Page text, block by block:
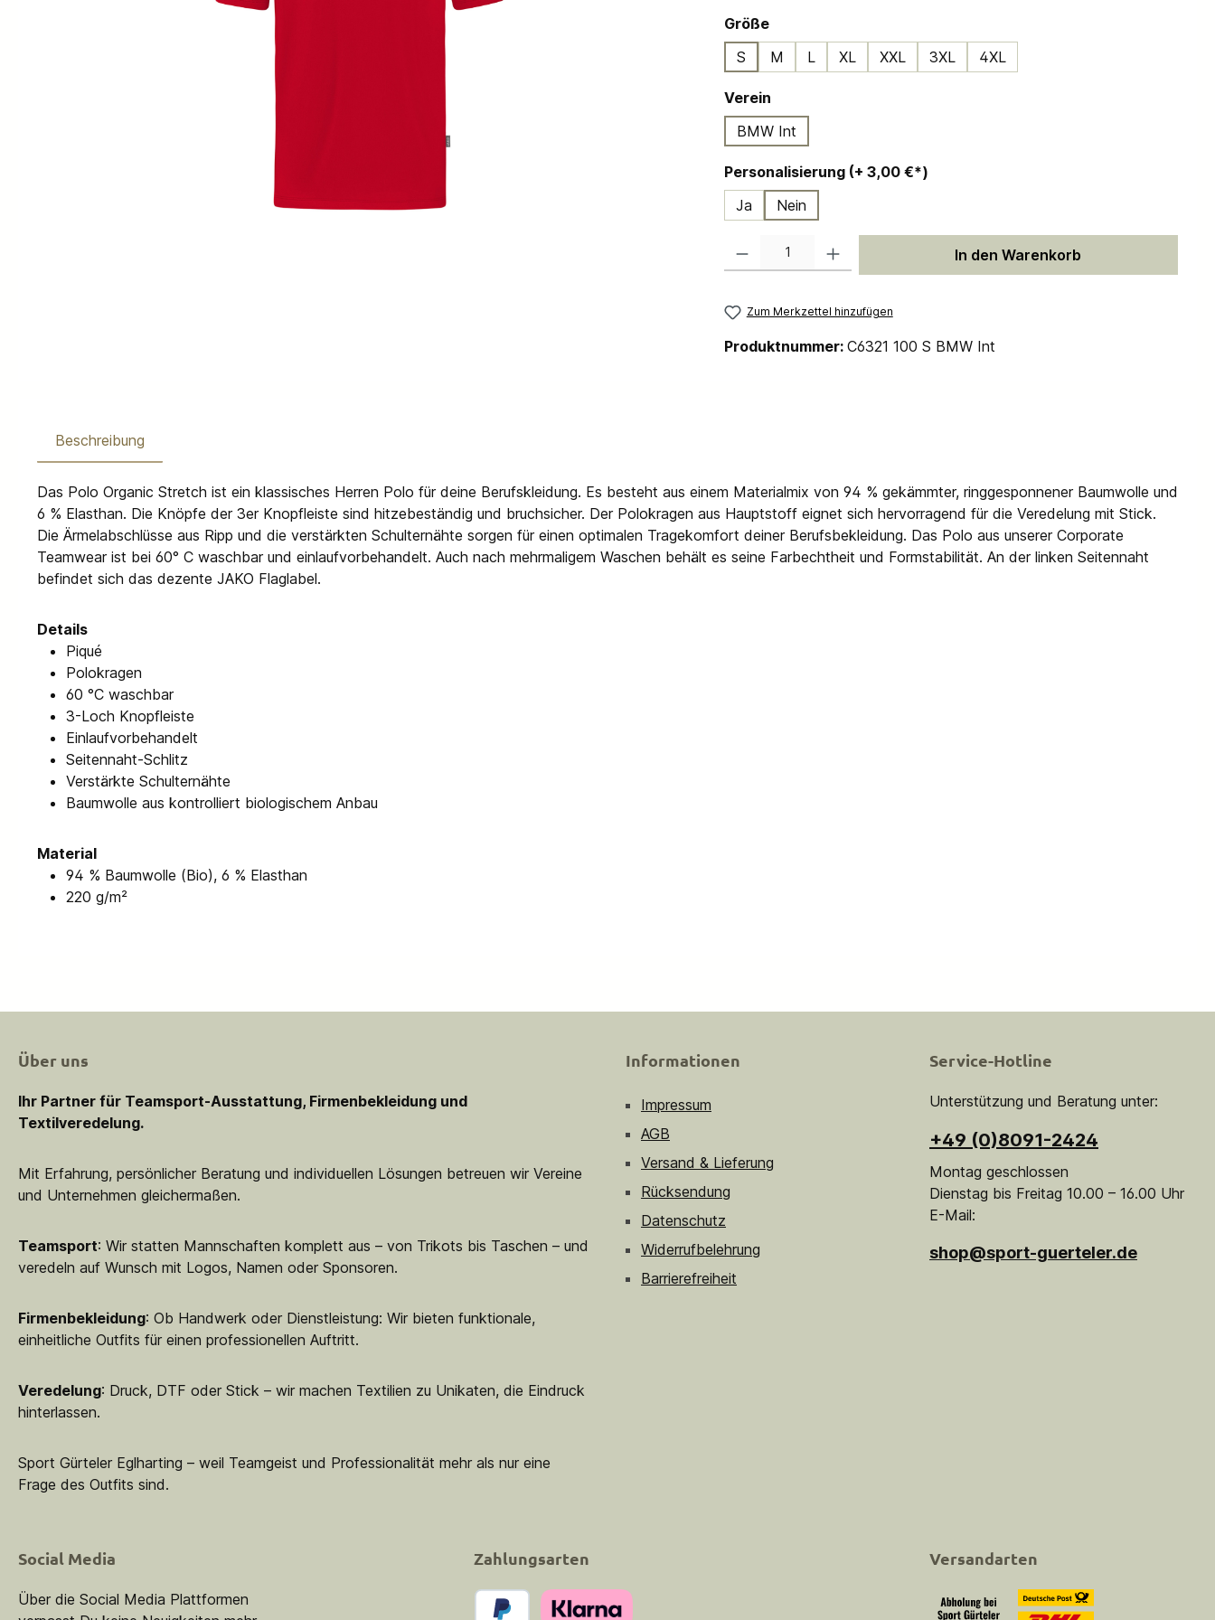
Größeauswählen
S
M L XL XXL 3XL 4XL
Vereinauswählen
BMW Int
Personalisierung (+ 3,00 €*)auswählen
Ja
Nein
In den Warenkorb
Zum Merkzettel hinzufügen
Produktnummer: C6321 100 S BMW Int
Beschreibung
Das Polo Organic Stretch ist ein klassisches Herren Polo für deine Berufskleidung. Es besteht aus einem Materialmix von 94 % gekämmter, ringgesponnener Baumwolle und
6 % Elasthan. Die Knöpfe der 3er Knopfleiste sind hitzebeständig und bruchsicher. Der Polokragen aus Hauptstoff eignet sich hervorragend für die Veredelung mit Stick.
Die Ärmelabschlüsse aus Ripp und die verstärkten Schulternähte sorgen für einen optimalen Tragekomfort deiner Berufsbekleidung. Das Polo aus unserer Corporate
Teamwear ist bei 60° C waschbar und einlaufvorbehandelt. Auch nach mehrmaligem Waschen behält es seine Farbechtheit und Formstabilität. An der linken Seitennaht
befindet sich das dezente JAKO Flaglabel.
Details
Piqué
Polokragen
60 °C waschbar
3-Loch Knopfleiste
Einlaufvorbehandelt
Seitennaht-Schlitz
Verstärkte Schulternähte
Baumwolle aus kontrolliert biologischem Anbau
Material
94 % Baumwolle (Bio), 6 % Elasthan
220 g/m²
Über uns
Ihr Partner für Teamsport-Ausstattung, Firmenbekleidung und
Textilveredelung.
Mit Erfahrung, persönlicher Beratung und individuellen Lösungen betreuen wir Vereine
und Unternehmen gleichermaßen.
Teamsport: Wir statten Mannschaften komplett aus – von Trikots bis Taschen – und
veredeln auf Wunsch mit Logos, Namen oder Sponsoren.
Firmenbekleidung: Ob Handwerk oder Dienstleistung: Wir bieten funktionale,
einheitliche Outfits für einen professionellen Auftritt.
Veredelung: Druck, DTF oder Stick – wir machen Textilien zu Unikaten, die Eindruck
hinterlassen.
Sport Gürteler Eglharting – weil Teamgeist und Professionalität mehr als nur eine
Frage des Outfits sind.
Informationen
Impressum
AGB
Versand & Lieferung
Rücksendung
Datenschutz
Widerrufbelehrung
Barrierefreiheit
Service-Hotline
Unterstützung und Beratung unter:
+49 (0)8091-2424
Montag geschlossen
Dienstag bis Freitag 10.00 – 16.00 Uhr
E-Mail:
shop@sport-guerteler.de
Social Media
Über die Social Media Plattformen
Zahlungsarten Versandarten